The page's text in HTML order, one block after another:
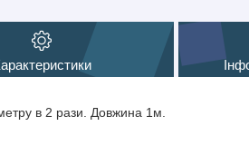
в 2 рази. Довжина 1м.